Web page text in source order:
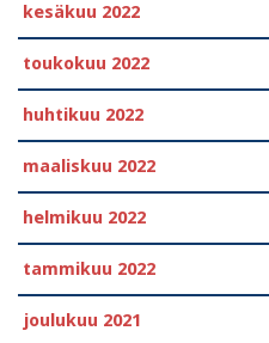
kesäkuu 2022
toukokuu 2022
huhtikuu 2022
maaliskuu 2022
helmikuu 2022
tammikuu 2022
joulukuu 2021